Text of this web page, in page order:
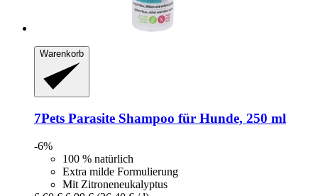
Warenkorb
7Pets Parasite Shampoo für Hunde, 250 ml
-6%
100 % natürlich
Extra milde Formulierung
Mit Zitroneneukalyptus